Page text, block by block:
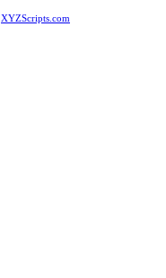
XYZScripts.com